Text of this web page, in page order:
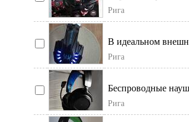
Ps4/ps5/xbox/swi
Рига
В идеальном
наушники с микрофо
Рига
Беспроводные
комфорт. Нау
Рига